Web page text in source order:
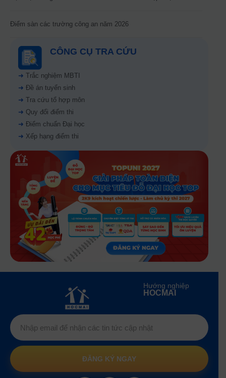
Điểm sàn các trường công an năm 2026
CÔNG CỤ TRA CỨU
➜ Trắc nghiệm MBTI
➜ Đề án tuyển sinh
➜ Tra cứu tổ hợp môn
➜ Quy đổi điểm thi
➜ Điểm chuẩn Đại học
➜ Xếp hạng điểm thi
Hướng nghiệp
HOCMAI
ĐĂNG KÝ NGAY